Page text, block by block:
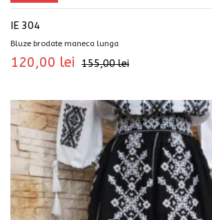
IE 304
Bluze brodate maneca lunga
155,00lei
120,00 lei